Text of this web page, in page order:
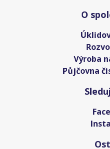
O
Výroba
Půjčovna